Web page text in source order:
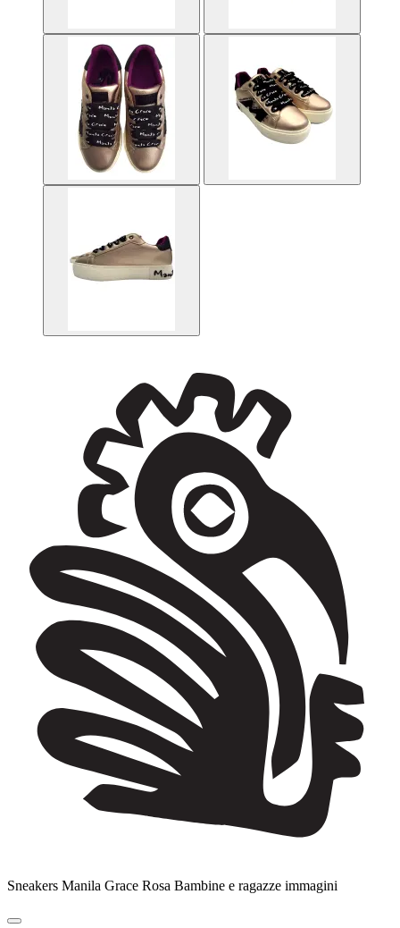
Sneakers Manila Grace Rosa Bambine e ragazze immagini